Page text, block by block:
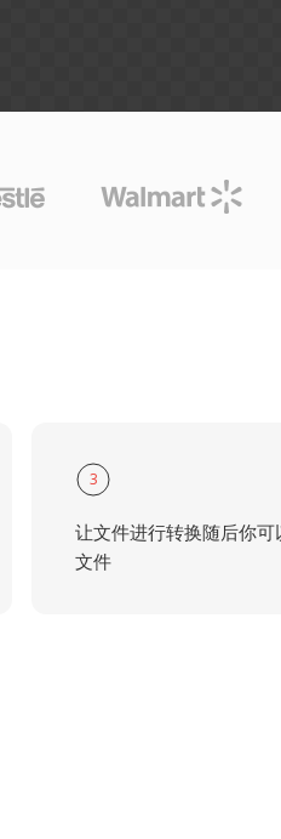
3
让文件进行转换随后你
文件